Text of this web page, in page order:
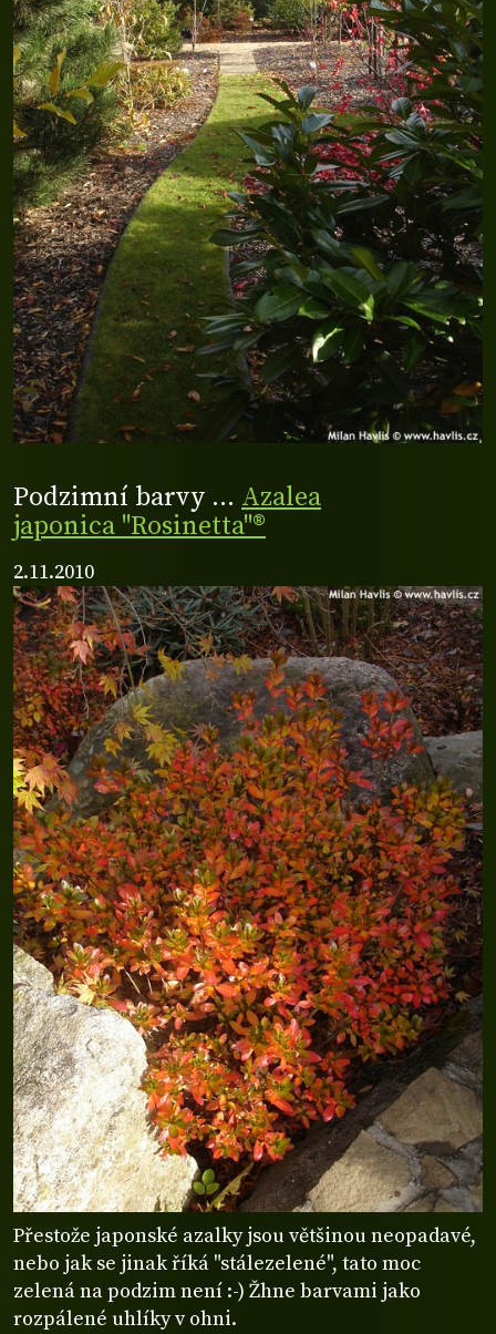
Podzimní barvy ... Azalea
japonica "Rosinetta"®
2.11.2010
Přestože japonské azalky jsou většinou neopadavé,
nebo jak se jinak říká "stálezelené", tato moc
zelená na podzim není :-) Žhne barvami jako
rozpálené uhlíky v ohni.